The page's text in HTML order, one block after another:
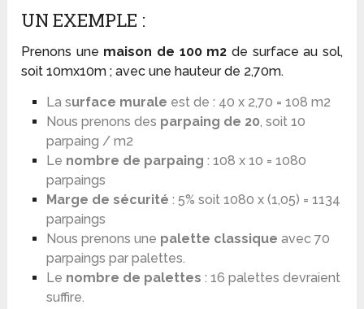
UN EXEMPLE :
Prenons une maison de 100 m2 de surface au sol,
soit 10mx10m ; avec une hauteur de 2,70m.
La surface murale est de : 40 x 2,70 = 108 m2
Nous prenons des parpaing de 20, soit 10
parpaing / m2
Le nombre de parpaing : 108 x 10 = 1080
parpaings
Marge de sécurité : 5% soit 1080 x (1,05) = 1134
parpaings
Nous prenons une palette classique avec 70
parpaings par palettes.
Le nombre de palettes : 16 palettes devraient
suffire.